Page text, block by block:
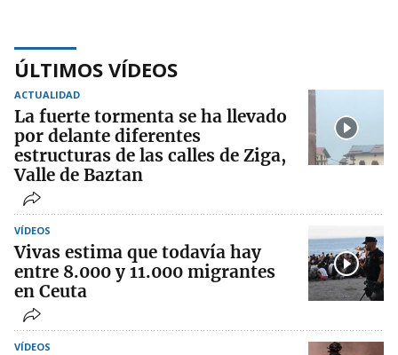
ÚLTIMOS VÍDEOS
ACTUALIDAD
La fuerte tormenta se ha llevado
por delante diferentes
estructuras de las calles de Ziga,
Valle de Baztan
VÍDEOS
Vivas estima que todavía hay
entre 8.000 y 11.000 migrantes
en Ceuta
VÍDEOS